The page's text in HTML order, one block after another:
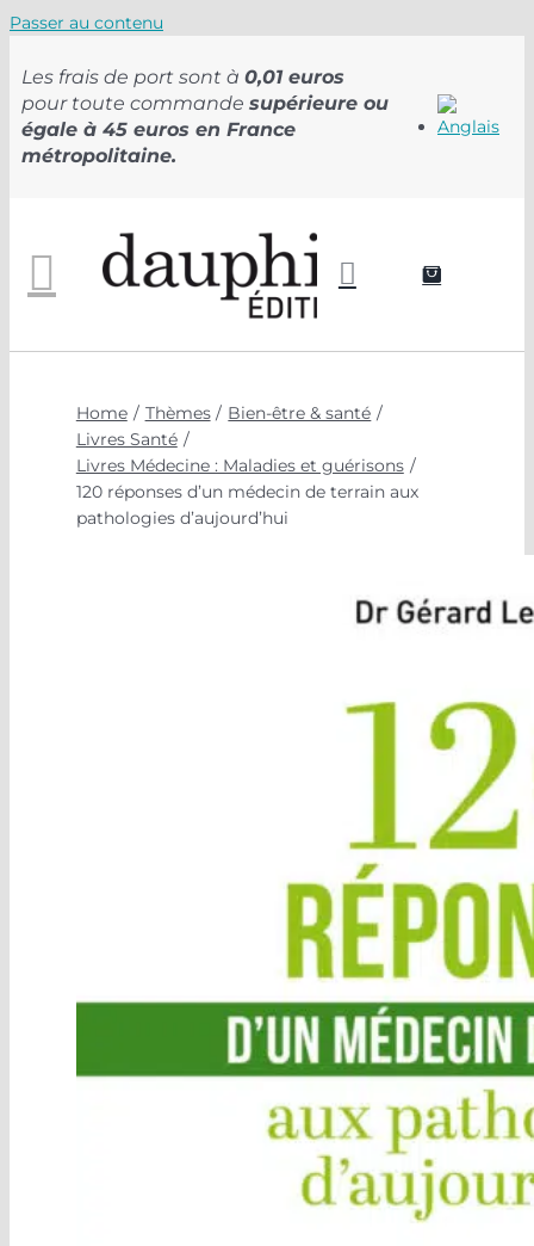
Passer au contenu
Les frais de port sont à 0,01 euros
pour toute commande supérieure ou
égale à 45 euros en France
métropolitaine.
Home Thèmes
Bien-être & santé
Livres Santé
Livres Médecine : Maladies et guérisons
120 réponses d’un médecin de terrain aux
pathologies d’aujourd’hui